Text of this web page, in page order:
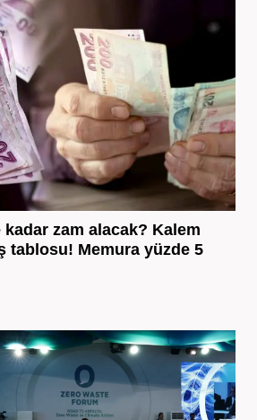
zam alacak? Kalem
tablosu! Memura yüzde 5